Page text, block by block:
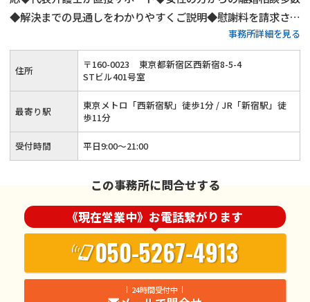
◆解決までの見通しをわかりやすくご説明◆慰謝料を請求され
た方のサポートにもご対応◆お子さま連れのご相談もOK◆電
話・WEBでの初回相談は無料◆夜間21時までご相談対応◆ご
相談予約は24時間可◆東京メトロ「西新宿駅」徒歩1分
事務所詳細を見る
住所 〒160-0023
東京都新宿区西新宿8-5-4
STビル401号室
最寄り駅
東京メトロ「西新宿駅」徒歩1分 / JR「新宿駅」徒
歩11分
受付時間 平日9:00～21:00
この事務所に問合せする
《現在営業中》お電話繋がります
050-5267-4913
24時間受付中